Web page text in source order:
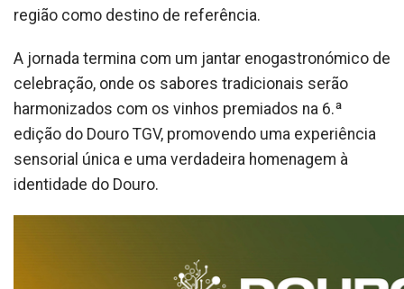
região como destino de referência.
A jornada termina com um jantar enogastronómico de
celebração, onde os sabores tradicionais serão
harmonizados com os vinhos premiados na 6.ª
edição do Douro TGV, promovendo uma experiência
sensorial única e uma verdadeira homenagem à
identidade do Douro.